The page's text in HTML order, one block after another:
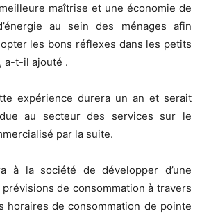
maîtrise et une économie de
au sein des ménages afin
les bons réflexes dans les petits
a-t-il ajouté .
expérience durera un an et serait
au secteur des services sur le
par la suite.
à la société de développer d’une
de consommation à travers
horaires de consommation de pointe